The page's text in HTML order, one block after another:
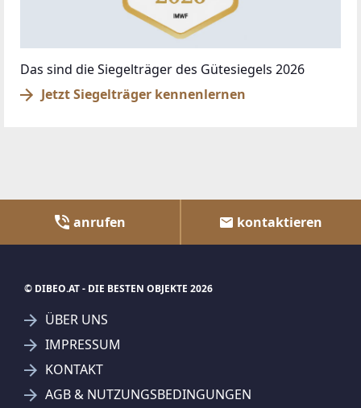
Das sind die Siegelträger des Gütesiegels 2026
Jetzt Siegelträger kennenlernen
anrufen kontaktieren
© DIBEO.AT - DIE BESTEN OBJEKTE 2026
ÜBER UNS
IMPRESSUM
KONTAKT
AGB & NUTZUNGSBEDINGUNGEN